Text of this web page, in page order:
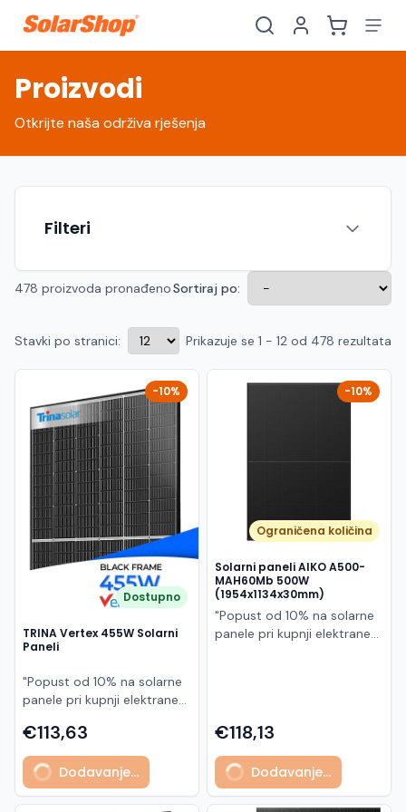
Hrvatski EN
Crnogorski
MK Македонски
Proizvodi
Otkrijte naša održiva rješenja
Filteri
478 proizvoda pronađenoSortiraj po:
Stavki po stranici: Prikazuje se 1 - 12 od 478 rezultata
-10%
Dostupno
TRINA Vertex 455W Solarni
Paneli
"Popust od 10% na solarne
panele pri kupnji elektrane
Model TSM-455NEG9R.28
predstavlja napredni
glass/glass N-type solarni
modul s visokom
učinkovitošću, dugim
€113,63
Dodavanje...
-10%
Ograničena količina
Solarni paneli AIKO A500-
MAH60Mb 500W
(1954x1134x30mm)
"Popust od 10% na solarne
panele pri kupnji elektrane
500 W iz Neostar 2S serije,
baziran na naprednoj N-
type ABC (All Back Contact)
tehnologiji. Ovaj panel je
namijenjen za moderne
€118,13
Dodavanje...